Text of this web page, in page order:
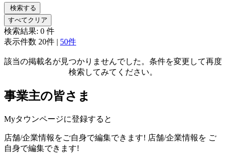
検索する
すべてクリア
検索結果: 0 件
表示件数 20件 | 50件
該当の掲載名が見つかりませんでした。条件を変更して再度
検索してみてください。
事業主の皆さま
Myタウンページに登録すると
店舗/企業情報をご自身で編集できます! 店舗/企業情報を ご
自身で編集できます!